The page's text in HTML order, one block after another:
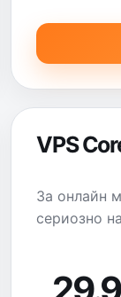
VPS
За онлайн
сериозно